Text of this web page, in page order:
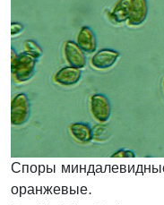
Споры
оранжевые.